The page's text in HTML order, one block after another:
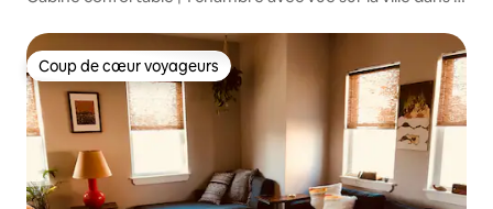
Coup de cœur voyageurs
Coup de cœur voyageurs